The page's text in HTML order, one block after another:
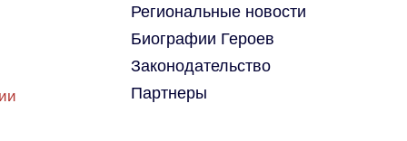
Региональные новости
Биографии Героев
Законодательство
Партнеры